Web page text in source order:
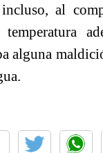
al
alguna